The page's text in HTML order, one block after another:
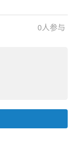
0人参与